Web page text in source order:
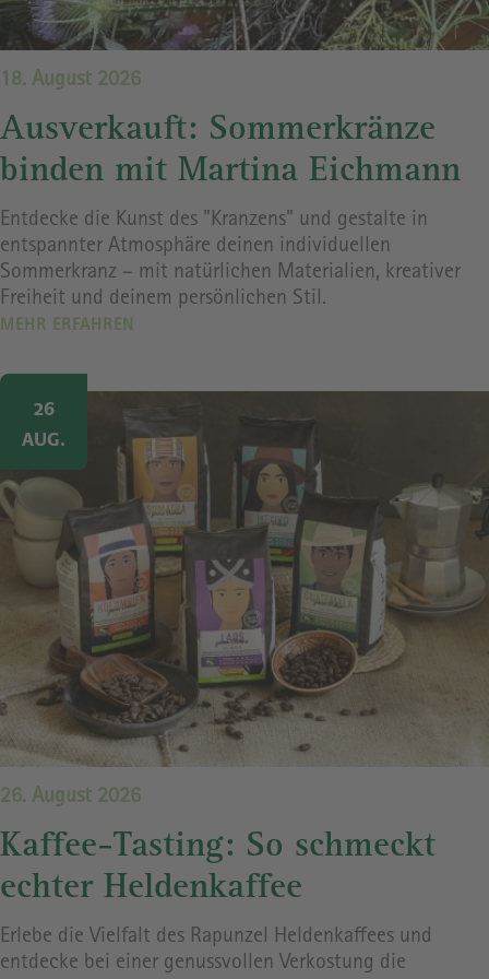
18. August 2026
Ausverkauft: Sommerkränze
binden mit Martina Eichmann
Entdecke die Kunst des "Kranzens" und gestalte in
entspannter Atmosphäre deinen individuellen
Sommerkranz – mit natürlichen Materialien, kreativer
Freiheit und deinem persönlichen Stil.
MEHR ERFAHREN
Image
26. August 2026
Kaffee-Tasting: So schmeckt
echter Heldenkaffee
Erlebe die Vielfalt des Rapunzel Heldenkaffees und
entdecke bei einer genussvollen Verkostung die
26
AUG.